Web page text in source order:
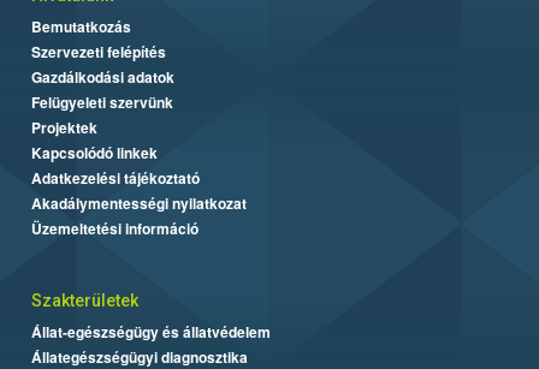
Bemutatkozás
Szervezeti felépítés
Gazdálkodási adatok
Felügyeleti szervünk
Projektek
Kapcsolódó linkek
Adatkezelési tájékoztató
Akadálymentességi nyilatkozat
Üzemeltetési információ
Szakterületek
Állat-egészségügy és állatvédelem
Állategészségügyi diagnosztika